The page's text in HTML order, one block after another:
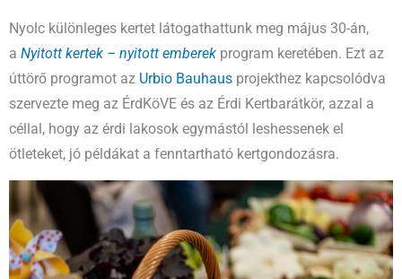
Nyolc különleges kertet látogathattunk meg május 30-án,
a Nyitott kertek – nyitott emberek program keretében. Ezt az
úttörő programot az Urbio Bauhaus projekthez kapcsolódva
szervezte meg az ÉrdKöVE és az Érdi Kertbarátkör, azzal a
céllal, hogy az érdi lakosok egymástól leshessenek el
ötleteket, jó példákat a fenntartható kertgondozásra.